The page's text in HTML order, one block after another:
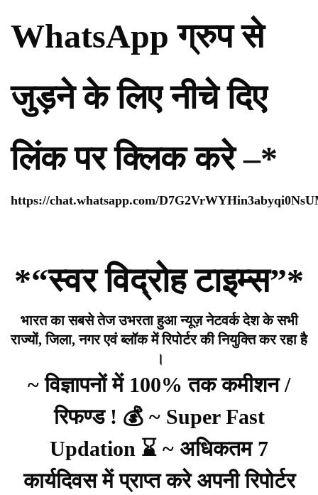
WhatsApp ग्रुप से
जुड़ने के लिए नीचे दिए
लिंक पर क्लिक करे –*
https://chat.whatsapp.com/
*“स्वर विद्रोह टाइम्स”*
भारत का सबसे तेज उभरता हुआ न्यूज़ नेटवर्क देश के सभी
राज्यों, जिला, नगर एवं ब्लॉक में रिपोर्टर की नियुक्ति कर रहा है
।
~ विज्ञापनों में 100% तक कमीशन /
रिफण्ड ! 💰 ~ Super Fast
Updation ⌛ ~ अधिकतम 7
कार्यदिवस में प्राप्त करे अपनी रिपोर्टर